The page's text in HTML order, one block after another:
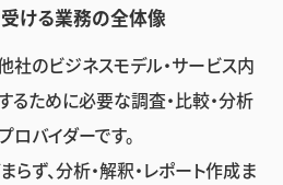
ける業務の全体像
社のビジネスモデル・サービス内
るために必要な調査・比較・分析
バイダーです。
ず、分析・解釈・レポート作成ま